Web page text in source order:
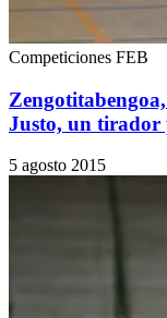
Competiciones FEB
Justo, un tirador
5 agosto 2015